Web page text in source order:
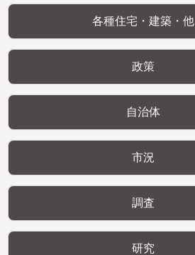
各種住宅・建築・他
政策
自治体
市況
調査
研究